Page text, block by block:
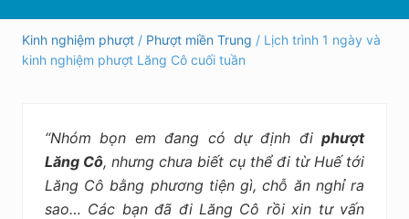
và
ngoài
nước
an
nghiệm,
kiệm
Kinh nghiệm phượt / Phượt miền Trung / Lịch trình 1 ngày và
kinh nghiệm phượt Lăng Cô cuối tuần
“Nhóm bọn em đang có dự định đi phượt
Lăng Cô, nhưng chưa biết cụ thể đi từ Huế tới
Lăng Cô bằng phương tiện gì, chỗ ăn nghỉ ra
sao… Các bạn đã đi Lăng Cô rồi xin tư vấn